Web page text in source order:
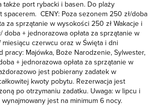
także port rybacki i basen. Do plaży
spacerem. CENY: Poza sezonem 250 zł/doba
za sprzątanie w wysokości 250 zł Wakacje i
doba + jednorazowa opłata za sprzątanie w
czerwcu oraz w Święta i dni
pracy: Majówka, Boże Narodzenie, Sylwester,
+ jednorazowa opłata za sprzątanie w
jest pobierany zadatek w
kwoty pobytu. Rezerwacja jest
po otrzymaniu zadatku. Uwaga: w lipcu i
jest na minimum 6 nocy.